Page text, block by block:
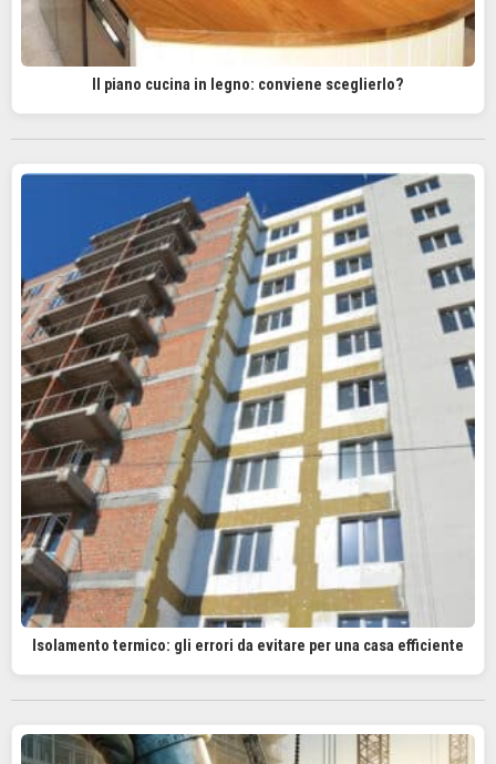
Il piano cucina in legno: conviene sceglierlo?
Isolamento termico: gli errori da evitare per una casa efficiente